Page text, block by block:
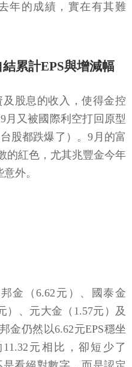
年的成績，實在有其難
累計EPS與增減幅
股息的收入，使得金控
月又被國際利空打回原型
股都跌爆了）。9月的富
的紅色，尤其兆豐金今年
外。
金（6.62元）、國泰金
）、元大金（1.57元）及
金仍然以6.62元EPS穩坐
元相比，卻短少了